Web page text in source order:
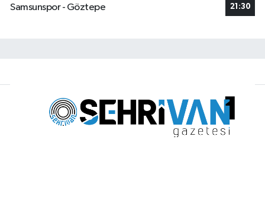
Samsunspor - Göztepe
21:30